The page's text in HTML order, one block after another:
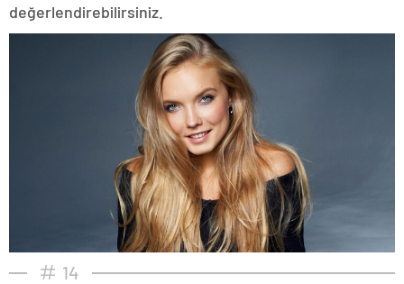
değerlendirebilirsiniz.
14